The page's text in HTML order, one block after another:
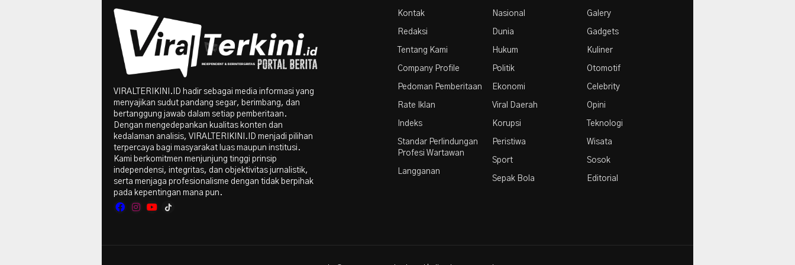
Pare
Kontak
Redaksi
Tentang Kami
Company Profile
Pedoman Pemberitaan
Rate Iklan
Indeks
Standar Perlindungan
Profesi Wartawan
Langganan
Nasional
Dunia
Hukum
Politik
Ekonomi
Viral Daerah
Korupsi
Peristiwa
Sport
Sepak Bola
Galery
Gadgets
Kuliner
Otomotif
Celebrity
Opini
Teknologi
Wisata
Sosok
Editorial
VIRALTERIKINI.ID hadir sebagai media informasi yang
menyajikan sudut pandang segar, berimbang, dan
bertanggung jawab dalam setiap pemberitaan.
Dengan mengedepankan kualitas konten dan
kedalaman analisis, VIRALTERIKINI.ID menjadi pilihan
terpercaya bagi masyarakat luas maupun institusi.
Kami berkomitmen menjunjung tinggi prinsip
independensi, integritas, dan objektivitas jurnalistik,
serta menjaga profesionalisme dengan tidak berpihak
pada kepentingan mana pun.